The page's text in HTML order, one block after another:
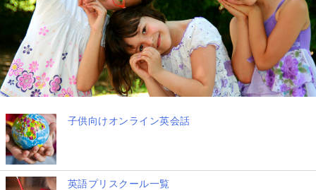
子供向けオンライン英会話
英語プリスクール一覧